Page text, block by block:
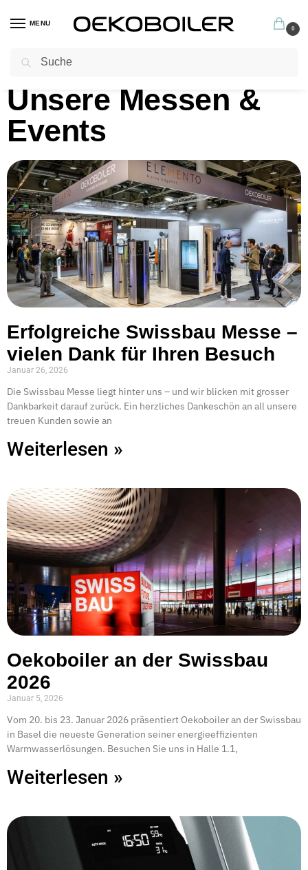
MENU
0
Profitieren Sie jetzt von unseren hervorragenden Garantiebedingungen
Unsere Messen &
Events
Erfolgreiche Swissbau Messe –
vielen Dank für Ihren Besuch
Januar 26, 2026
Die Swissbau Messe liegt hinter uns – und wir blicken mit grosser
Dankbarkeit darauf zurück. Ein herzliches Dankeschön an all unsere
treuen Kunden sowie an
Weiterlesen »
Oekoboiler an der Swissbau
2026
Januar 5, 2026
Vom 20. bis 23. Januar 2026 präsentiert Oekoboiler an der Swissbau
in Basel die neueste Generation seiner energieeffizienten
Warmwasserlösungen. Besuchen Sie uns in Halle 1.1,
Weiterlesen »